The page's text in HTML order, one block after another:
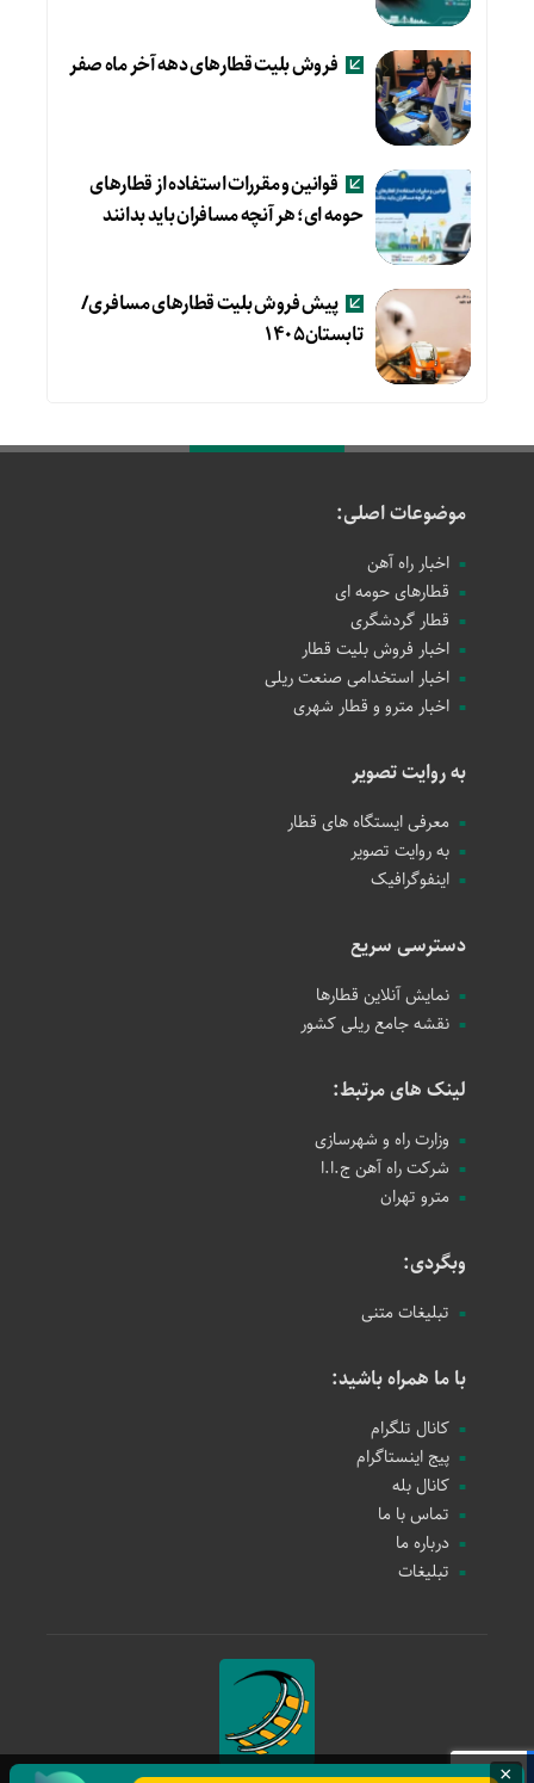
فروش بلیت قطارهای دهه آخر ماه صفر
قوانین و مقررات استفاده از قطارهای
حومه ای؛ هر آنچه مسافران باید بدانند
پیش فروش بلیت قطارهای مسافری/
تابستان۱۴۰۵
موضوعات اصلی:
اخبار راه آهن
قطارهای حومه ای
قطار گردشگری
اخبار فروش بلیت قطار
اخبار استخدامی صنعت ریلی
اخبار مترو و قطار شهری
به روایت تصویر
معرفی ایستگاه های قطار
به روایت تصویر
اینفوگرافیک
دسترسی سریع
نمایش آنلاین قطارها
نقشه جامع ریلی کشور
لینک های مرتبط:
وزارت راه و شهرسازی
شرکت راه آهن ج.ا.ا
مترو تهران
وبگردی:
تبلیغات متنی
با ما همراه باشید:
کانال تلگرام
پیج اینستاگرام
کانال بله
تماس با ما
درباره ما
تبلیغات
×